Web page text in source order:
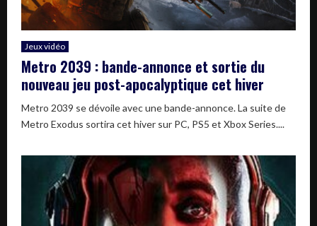
Jeux vidéo
Metro 2039 : bande-annonce et sortie du
nouveau jeu post-apocalyptique cet hiver
Metro 2039 se dévoile avec une bande-annonce. La suite de
Metro Exodus sortira cet hiver sur PC, PS5 et Xbox Series....